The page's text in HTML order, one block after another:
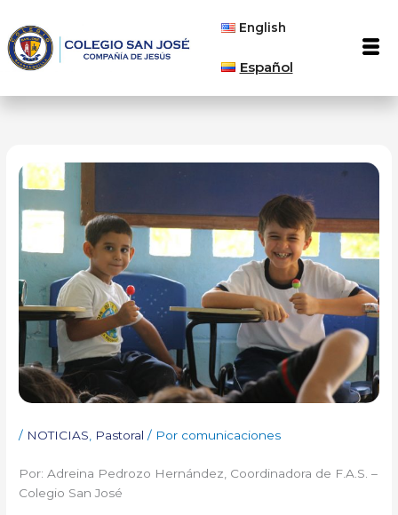
contenido
English
Español
/ NOTICIAS, Pastoral / Por comunicaciones
Por: Adreina Pedrozo Hernández, Coordinadora de F.A.S. –
Colegio San José